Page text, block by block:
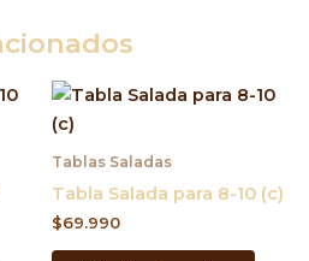
Tablas Saladas
Tabla Salada para 8-10 (c)
$69.990